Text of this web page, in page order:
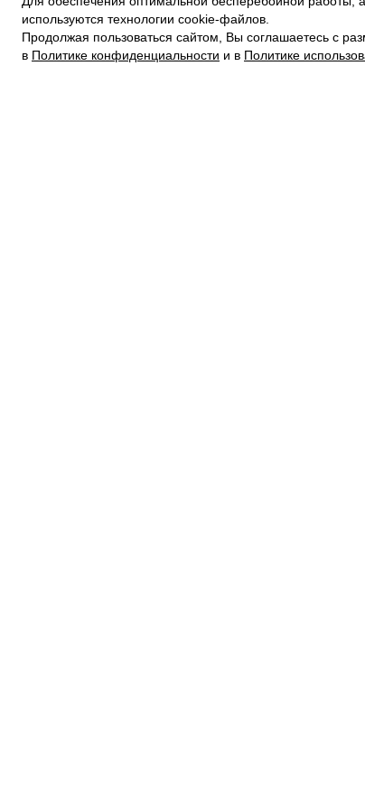
используются технологии cookie-файлов.
Продолжая пользоваться сайтом, Вы соглашаетесь с
в Политике конфиденциальности и в Политике
ПОЛИТИКА КОНФИДЕНЦИАЛЬНОСТИ
ПОЛИТИКА COOKIE
УСЛОВИЯ ПОКУПКИ